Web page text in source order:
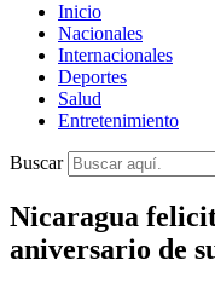
Inicio
Nacionales
Internacionales
Deportes
Salud
Entretenimiento
Buscar
Nicaragua
aniversario de